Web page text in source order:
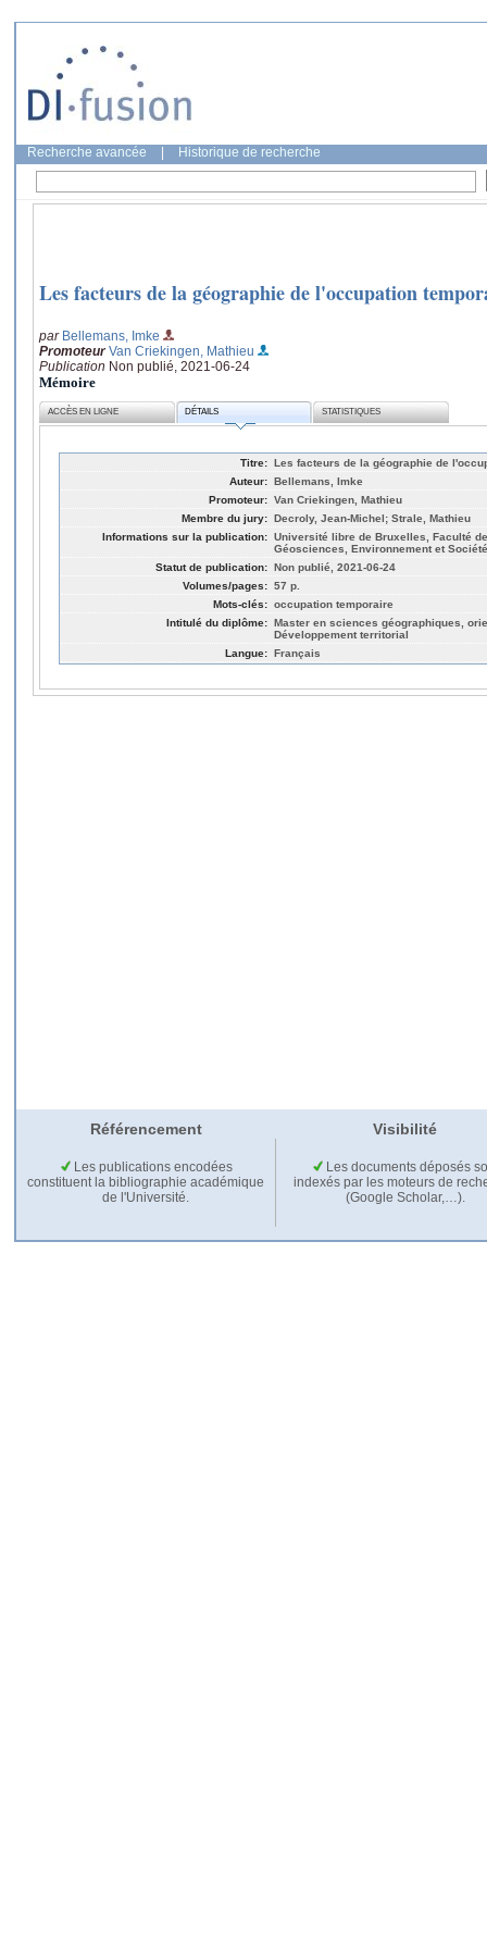
Recherche avancée Historique de recherche
Les facteurs de la géographie de l'occupation
par Bellemans, Imke
Promoteur Van Criekingen, Mathieu
Publication Non publié, 2021-06-24
Mémoire
ACCÈS EN LIGNE DÉTAILS STATISTIQUES
Titre: Les facteurs de la géographie de
Auteur: Bellemans, Imke
Promoteur: Van Criekingen, Mathieu
Membre du jury: Decroly, Jean-Michel; Strale, Mathieu
Informations sur la publication: Université libre de Bruxelles, Faculté
Géosciences, Environnement et
Statut de publication: Non publié, 2021-06-24
Volumes/pages: 57 p.
Mots-clés: occupation temporaire
Intitulé du diplôme: Master en sciences géographiques,
Développement territorial
Langue: Français
Référencement Visibilité
Les publications encodées
constituent la bibliographie académique
de l'Université.
Les documents déposés
indexés par les moteurs de
(Google Scholar,…).